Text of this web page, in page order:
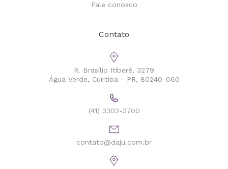
Fale conosco
Contato
R. Brasílio Itiberê, 3279
Água Verde, Curitiba - PR, 80240-060
(41) 3302-3700
contato@daju.com.br